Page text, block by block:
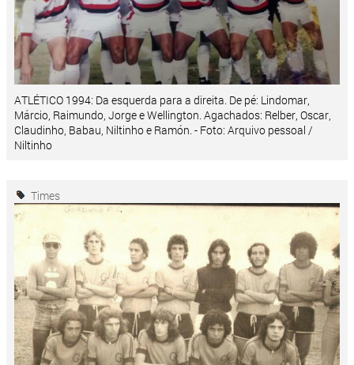
ATLÉTICO 1994: Da esquerda para a direita. De pé: Lindomar,
Márcio, Raimundo, Jorge e Wellington. Agachados: Relber, Oscar,
Claudinho, Babau, Niltinho e Ramón. - Foto: Arquivo pessoal /
Niltinho
Times